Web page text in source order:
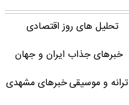
تحلیل های روز اقتصادی
خبرهای جذاب ایران و جهان
ترانه و موسیقیخبرهای مشهدی